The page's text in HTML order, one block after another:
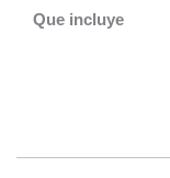
Que incluye